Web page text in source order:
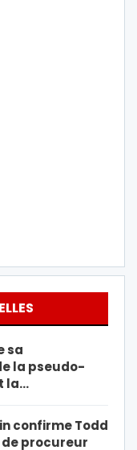
sa
la pseudo-
la…
confirme Todd
procureur